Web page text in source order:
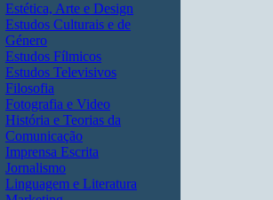
Estética, Arte e Design
Estudos Culturais e de
Género
Estudos Fílmicos
Estudos Televisivos
Filosofia
Fotografia e Video
História e Teorias da
Comunicação
Imprensa Escrita
Jornalismo
Linguagem e Literatura